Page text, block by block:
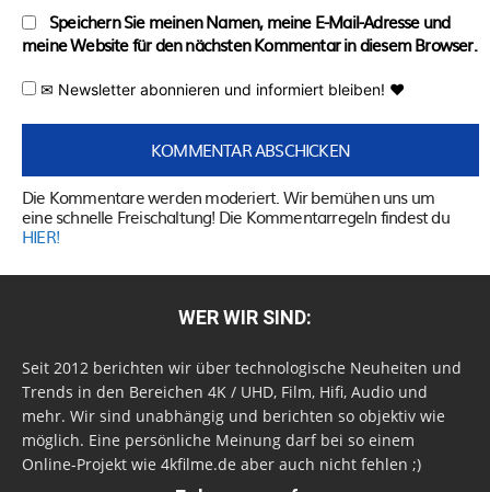
Speichern Sie meinen Namen, meine E-Mail-Adresse und
meine Website für den nächsten Kommentar in diesem Browser.
✉ Newsletter abonnieren und informiert bleiben! ♥
Die Kommentare werden moderiert. Wir bemühen uns um
eine schnelle Freischaltung! Die Kommentarregeln findest du
HIER!
WER WIR SIND:
Seit 2012 berichten wir über technologische Neuheiten und
Trends in den Bereichen 4K / UHD, Film, Hifi, Audio und
mehr. Wir sind unabhängig und berichten so objektiv wie
möglich. Eine persönliche Meinung darf bei so einem
Online-Projekt wie 4kfilme.de aber auch nicht fehlen ;)